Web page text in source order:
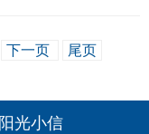
脑机接口等前沿布局，优
态；五是聚焦保险资金投
下一页 尾页
阳光小信